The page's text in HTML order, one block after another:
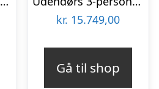
kr. 15.749,00
Gå til shop